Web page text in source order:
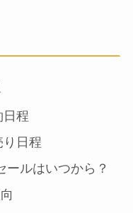
日程
り日程
ールはいつから？